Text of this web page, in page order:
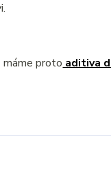
máme proto aditiva